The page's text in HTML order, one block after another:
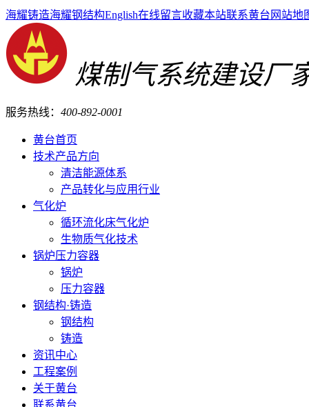
海耀铸造海耀钢结构English在线留言收藏本站联系黄台 网站地
煤制气系统建设厂
服务热线： 400-892-0001
黄台首页
技术产品方向
清洁能源体系
产品转化与应用行业
气化炉
循环流化床气化炉
生物质气化技术
锅炉压力容器
锅炉
压力容器
钢结构·铸造
钢结构
铸造
资讯中心
工程案例
关于黄台
联系黄台